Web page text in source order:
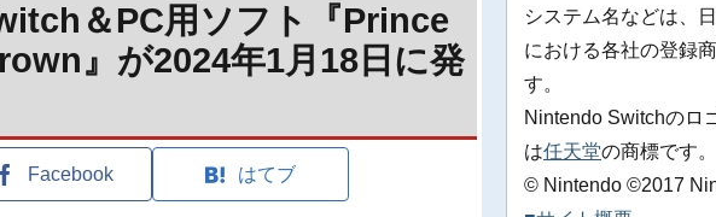
＆PC用ソフト『Prince
』が2024年1月18日に発
Facebook はてブ
システム名などは、
における各社の登録
す。
Nintendo Switchのロ
は任天堂の商標です。
© Nintendo ©2017